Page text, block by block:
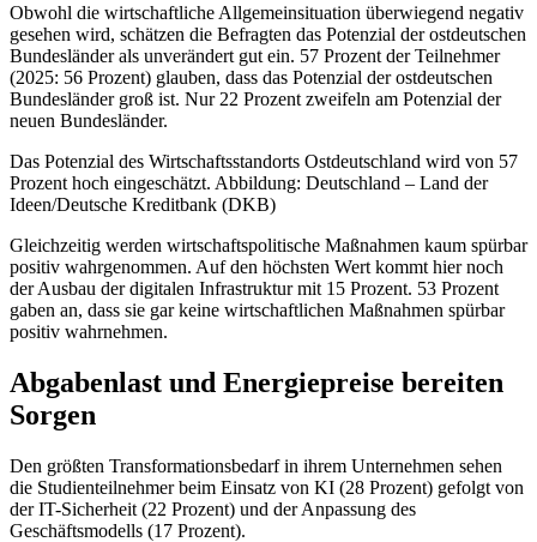
Obwohl die wirtschaftliche Allgemeinsituation überwiegend negativ
gesehen wird, schätzen die Befragten das Potenzial der ostdeutschen
Bundesländer als unverändert gut ein. 57 Prozent der Teilnehmer
(2025: 56 Prozent) glauben, dass das Potenzial der ostdeutschen
Bundesländer groß ist. Nur 22 Prozent zweifeln am Potenzial der
neuen Bundesländer.
Das Potenzial des Wirtschaftsstandorts Ostdeutschland wird von 57
Prozent hoch eingeschätzt. Abbildung: Deutschland – Land der
Ideen/Deutsche Kreditbank (DKB)
Gleichzeitig werden wirtschaftspolitische Maßnahmen kaum spürbar
positiv wahrgenommen. Auf den höchsten Wert kommt hier noch
der Ausbau der digitalen Infrastruktur mit 15 Prozent. 53 Prozent
gaben an, dass sie gar keine wirtschaftlichen Maßnahmen spürbar
positiv wahrnehmen.
Abgabenlast und Energiepreise bereiten
Sorgen
Den größten Transformationsbedarf in ihrem Unternehmen sehen
die Studienteilnehmer beim Einsatz von KI (28 Prozent) gefolgt von
der IT-Sicherheit (22 Prozent) und der Anpassung des
Geschäftsmodells (17 Prozent).